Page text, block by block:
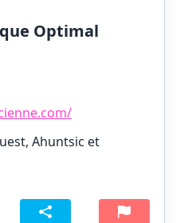
Optimal
Ahuntsic et